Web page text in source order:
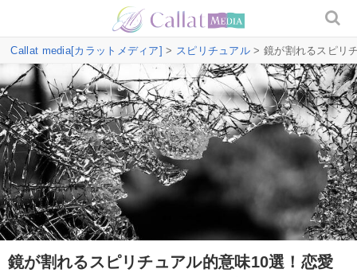
Callat media[カラットメディア] > スピリチュアル > 鏡が割れるスピリ
鏡が割れるスピリチュアル的意味10選！恋愛